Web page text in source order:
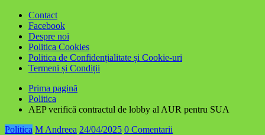
Contact
Facebook
Despre noi
Politica Cookies
Politica de Confidențialitate și Cookie-uri
Termeni și Condiții
Prima pagină
Politica
AEP verifică contractul de lobby al AUR pentru SUA
Politica M Andreea 24/04/2025 0 Comentarii